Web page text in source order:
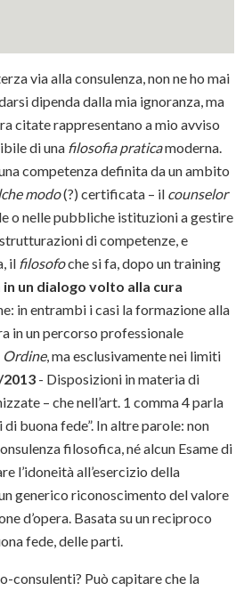
via alla consulenza, non ne ho mai
dipenda dalla mia ignoranza, ma
citate rappresentano a mio avviso
di una filosofia praticamoderna.
competenza definita da un ambito
modo(?) certificata – il counselor
o nelle pubbliche istituzioni a gestire
di competenze, e
il filosofoche si fa, dopo un training
un dialogo volto alla cura
in entrambi i casi la formazione alla
in un percorso professionale
Ordine, ma esclusivamente nei limiti
2013 - Disposizioni in materia di
– che nell’art. 1 comma 4 parla
buona fede”. In altre parole: non
filosofica, né alcun Esame di
l’idoneità all’esercizio della
generico riconoscimento del valore
d’opera. Basata su un reciproco
fede, delle parti.
consulenti? Può capitare che la